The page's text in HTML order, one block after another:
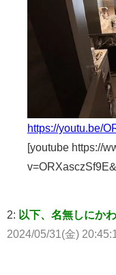
https://youtu.be/
[youtube https://
2: 以下、名無しにか
2024/05/31(金)